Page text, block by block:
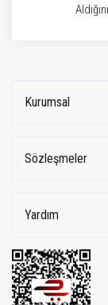
Kurumsal
Sözleşmeler
Yardım